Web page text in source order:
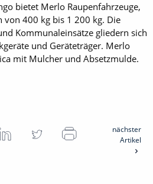
bietet Merlo Raupenfahrzeuge,
400 kg bis 1 200 kg. Die
Kommunaleinsätze gliedern sich
und Geräteträger. Merlo
mit Mulcher und Absetzmulde.
nächster
Artikel